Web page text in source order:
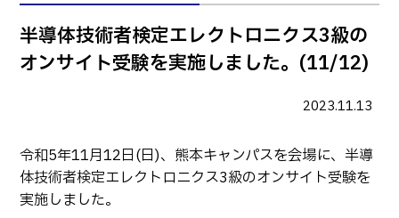
半導体技術者検定エレクトロニクス3級の
オンサイト受験を実施しました。(11/12)
2023.11.13
令和5年11月12日(日)、熊本キャンパスを会場に、半導
体技術者検定エレクトロニクス3級のオンサイト受験を
実施しました。
知能制御情報工学科
情報工学科
融合・複合工学系学科
生物化学システム工学科
基幹教育科
入試情報
入試速報
Webオープンキャンパス
オープンキャンパス等
イベント
学校概要